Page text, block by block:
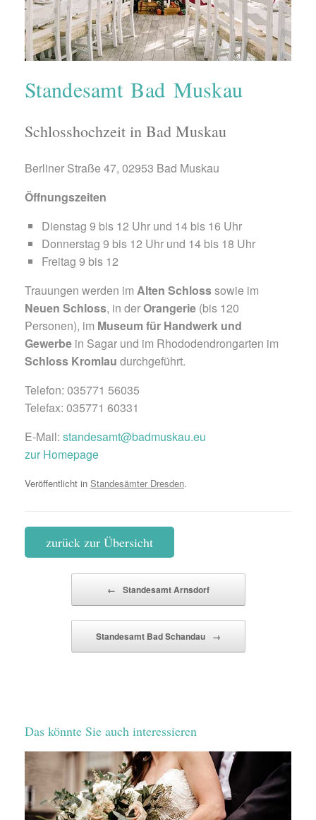
Standesamt Bad Muskau
Schlosshochzeit in Bad Muskau
Berliner Straße 47, 02953 Bad Muskau
Öffnungszeiten
Dienstag 9 bis 12 Uhr und 14 bis 16 Uhr
Donnerstag 9 bis 12 Uhr und 14 bis 18 Uhr
Freitag 9 bis 12
Trauungen werden im Alten Schlosssowie im
Neuen Schloss, in derOrangerie (bis 120
Personen), im Museum für Handwerk und
Gewerbe in Sagar und im Rhododendrongarten im
Schloss Kromlau durchgeführt.
Telefon: 035771 56035
Telefax: 035771 60331
E-Mail: standesamt@badmuskau.eu
zur Homepage
Veröffentlicht in Standesämter Dresden.
zurück zur Übersicht
← Standesamt Arnsdorf
Standesamt Bad Schandau →
Das könnte Sie auch interessieren